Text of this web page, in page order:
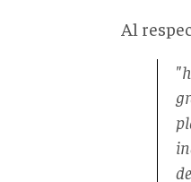
Al
"